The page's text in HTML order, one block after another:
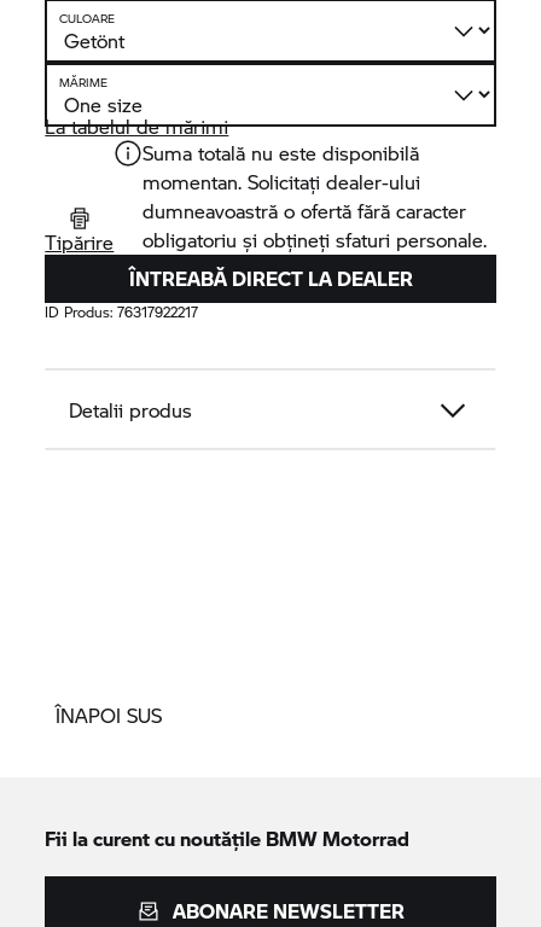
CULOARE
MĂRIME
La tabelul de mărimi
Tipărire
Suma totală nu este disponibilă
momentan. Solicitați dealer-ului
dumneavoastră o ofertă fără caracter
obligatoriu și obțineți sfaturi personale.
ÎNTREABĂ DIRECT LA DEALER
ID Produs:76317922217
Detalii produs
ÎNAPOI SUS
Fii la curent cu noutățile BMW Motorrad
ABONARE NEWSLETTER